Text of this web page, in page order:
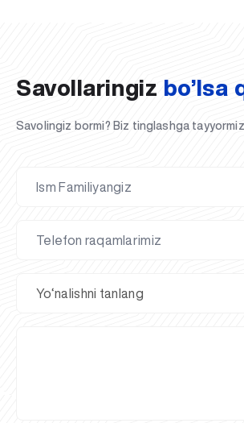
Savollaringiz bo’lsa
Savolingiz bormi? Biz tinglashga